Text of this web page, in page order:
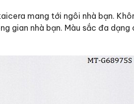
mang tới ngôi nhà bạn.
gian nhà bạn. Màu sắc đa